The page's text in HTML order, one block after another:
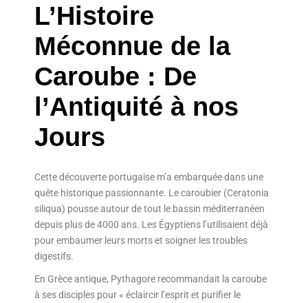
L’Histoire
Méconnue de la
Caroube : De
l’Antiquité à nos
Jours
Cette découverte portugaise m’a embarquée dans une
quête historique passionnante. Le caroubier (Ceratonia
siliqua) pousse autour de tout le bassin méditerranéen
depuis plus de 4000 ans. Les Égyptiens l’utilisaient déjà
pour embaumer leurs morts et soigner les troubles
digestifs.
En Grèce antique, Pythagore recommandait la caroube
à ses disciples pour « éclaircir l’esprit et purifier le